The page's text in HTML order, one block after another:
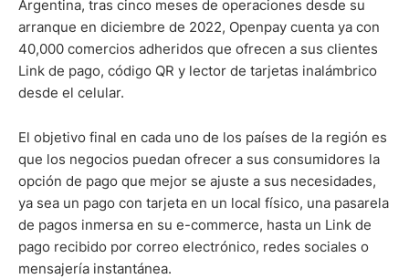
Argentina, tras cinco meses de operaciones desde su
arranque en diciembre de 2022, Openpay cuenta ya con
40,000 comercios adheridos que ofrecen a sus clientes
Link de pago, código QR y lector de tarjetas inalámbrico
desde el celular.
El objetivo final en cada uno de los países de la región es
que los negocios puedan ofrecer a sus consumidores la
opción de pago que mejor se ajuste a sus necesidades,
ya sea un pago con tarjeta en un local físico, una pasarela
de pagos inmersa en su e-commerce, hasta un Link de
pago recibido por correo electrónico, redes sociales o
mensajería instantánea.